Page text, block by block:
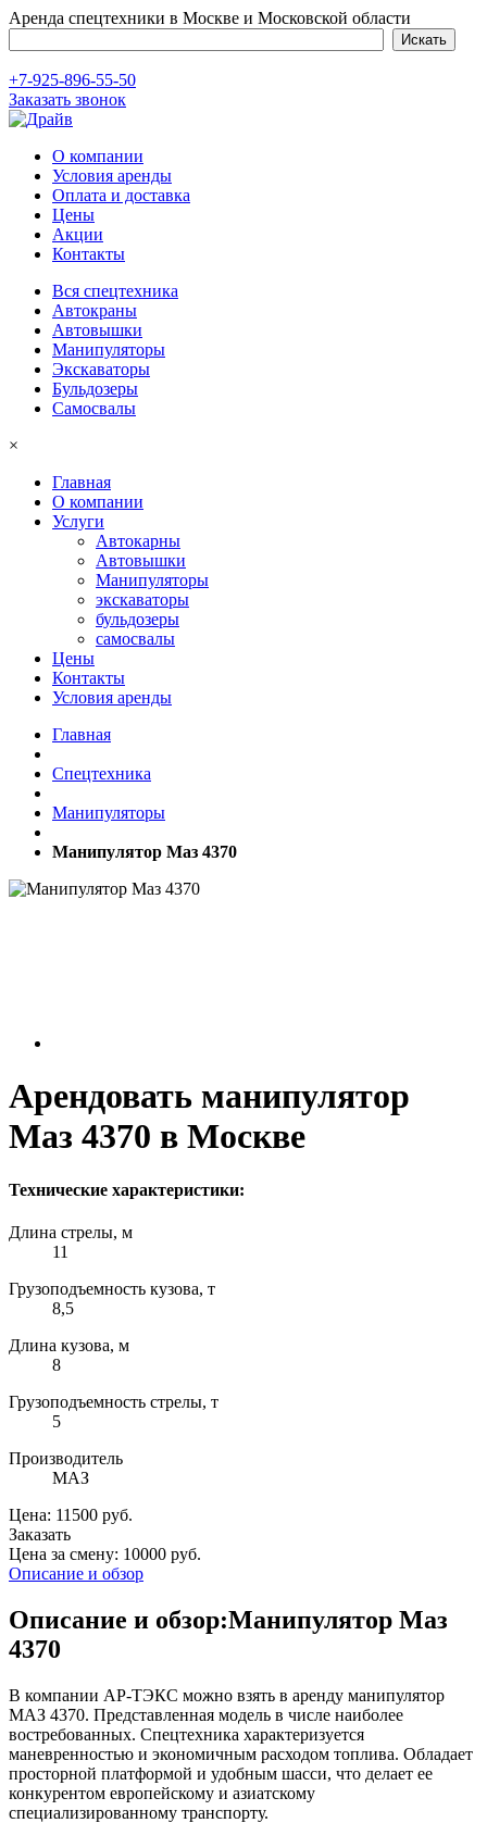
Аренда спецтехники в Москве и Московской области
+7-925-896-55-50
Заказать звонок
О компании
Условия аренды
Оплата и доставка
Цены
Акции
Контакты
Вся спецтехника
Автокраны
Автовышки
Манипуляторы
Экскаваторы
Бульдозеры
Самосвалы
×
Главная
О компании
Услуги
Автокарны
Автовышки
Манипуляторы
экскаваторы
бульдозеры
самосвалы
Цены
Контакты
Условия аренды
Главная
Спецтехника
Манипуляторы
Манипулятор Маз 4370
Арендовать манипулятор
Маз 4370 в Москве
Технические характеристики:
Длина стрелы, м
11
Грузоподъемность кузова, т
8,5
Длина кузова, м
8
Грузоподъемность стрелы, т
5
Производитель
МАЗ
Цена: 11500 руб.
Заказать
Цена за смену: 10000 руб.
Описание и обзор
Описание и обзор:Манипулятор Маз
4370
В компании АР-ТЭКС можно взять в аренду манипулятор
МАЗ 4370. Представленная модель в числе наиболее
востребованных. Спецтехника характеризуется
маневренностью и экономичным расходом топлива. Обладает
просторной платформой и удобным шасси, что делает ее
конкурентом европейскому и азиатскому
специализированному транспорту.